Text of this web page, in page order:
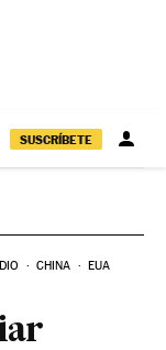
SUSCRÍBETE
CHINA EUA